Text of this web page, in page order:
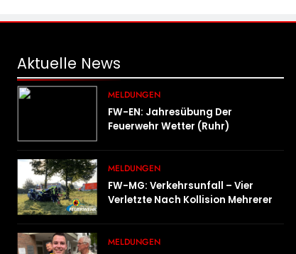
Aktuelle News
MELDUNGEN
FW-EN: Jahresübung Der
Feuerwehr Wetter (Ruhr)
MELDUNGEN
FW-MG: Verkehrsunfall – Vier
Verletzte Nach Kollision Mehrerer
MELDUNGEN